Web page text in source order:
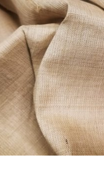
angegebenen Daten zur
habe ich zur Kenntnis
MUSTERANFRAGE SENDEN